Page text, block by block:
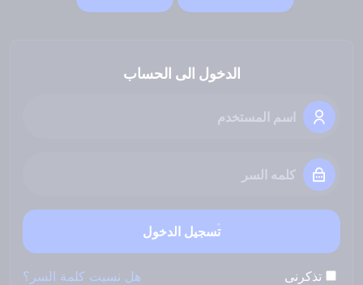
الدخول الى الحساب
تسجيل الدخول
تذكرنى هل نسيت كلمة السر؟